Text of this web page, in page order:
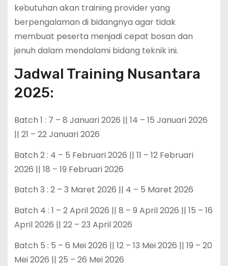
kebutuhan akan training provider yang
berpengalaman di bidangnya agar tidak
membuat peserta menjadi cepat bosan dan
jenuh dalam mendalami bidang teknik ini.
Jadwal Training Nusantara
2025:
Batch 1 : 7 – 8 Januari 2026 || 14 – 15 Januari 2026
|| 21 – 22 Januari 2026
Batch 2 : 4 – 5 Februari 2026 || 11 – 12 Februari
2026 || 18 – 19 Februari 2026
Batch 3 : 2 – 3 Maret 2026 || 4 – 5 Maret 2026
Batch 4 : 1 – 2 April 2026 || 8 – 9 April 2026 || 15 – 16
April 2026 || 22 – 23 April 2026
Batch 5 : 5 – 6 Mei 2026 || 12 – 13 Mei 2026 || 19 – 20
Mei 2026 || 25 – 26 Mei 2026